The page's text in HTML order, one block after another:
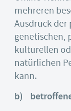
mehreren
Ausdruck der
genetischen,
kulturellen
natürlichen
kann.
b)